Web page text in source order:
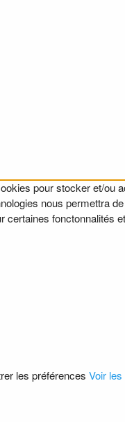
pour stocker et/ou
nous permettra
certaines fonctonnalités
les préférences Voir